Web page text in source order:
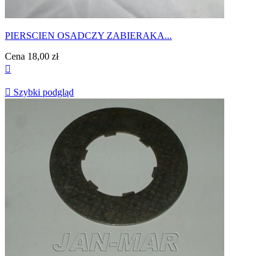
PIERSCIEN OSADCZY ZABIERAKA...
Cena 18,00 zł

 Szybki podgląd